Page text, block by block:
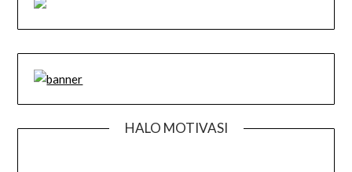
HALO MOTIVASI